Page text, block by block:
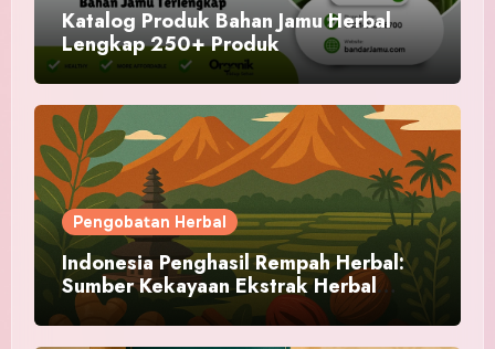
Katalog Produk Bahan Jamu Herbal
Lengkap 250+ Produk
Pengobatan Herbal
Indonesia Penghasil Rempah Herbal:
Sumber Kekayaan Ekstrak Herbal
Alami